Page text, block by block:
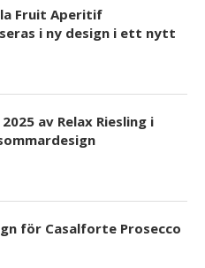
Fruit Aperitif
i ny design i ett nytt
av Relax Riesling i
för Casalforte Prosecco